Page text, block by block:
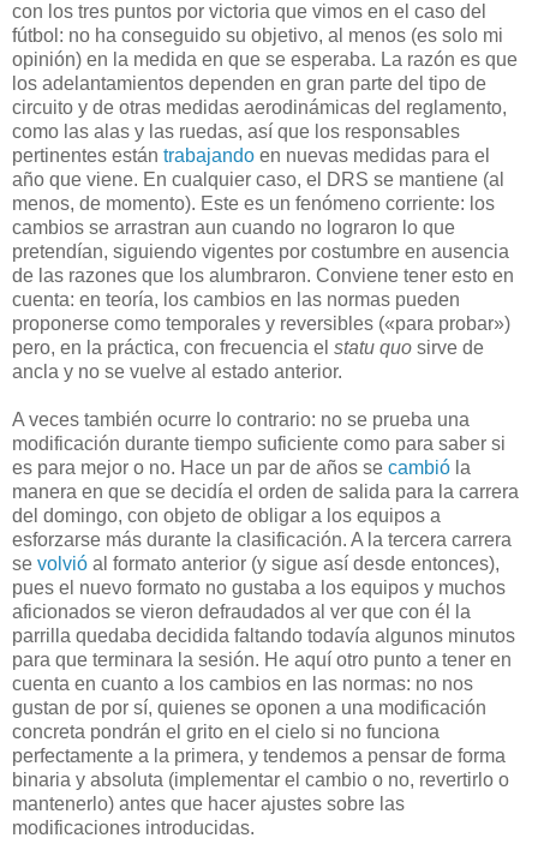
con los tres puntos por victoria que vimos en el caso del
fútbol: no ha conseguido su objetivo, al menos (es solo mi
opinión) en la medida en que se esperaba. La razón es que
los adelantamientos dependen en gran parte del tipo de
circuito y de otras medidas aerodinámicas del reglamento,
como las alas y las ruedas, así que los responsables
pertinentes están trabajando en nuevas medidas para el
año que viene. En cualquier caso, el DRS se mantiene (al
menos, de momento). Este es un fenómeno corriente: los
cambios se arrastran aun cuando no lograron lo que
pretendían, siguiendo vigentes por costumbre en ausencia
de las razones que los alumbraron. Conviene tener esto en
cuenta: en teoría, los cambios en las normas pueden
proponerse como temporales y reversibles («para probar»)
pero, en la práctica, con frecuencia el statu quo sirve de
ancla y no se vuelve al estado anterior.
A veces también ocurre lo contrario: no se prueba una
modificación durante tiempo suficiente como para saber si
es para mejor o no. Hace un par de años se cambió la
manera en que se decidía el orden de salida para la carrera
del domingo, con objeto de obligar a los equipos a
esforzarse más durante la clasificación. A la tercera carrera
se volvió al formato anterior (y sigue así desde entonces),
pues el nuevo formato no gustaba a los equipos y muchos
aficionados se vieron defraudados al ver que con él la
parrilla quedaba decidida faltando todavía algunos minutos
para que terminara la sesión. He aquí otro punto a tener en
cuenta en cuanto a los cambios en las normas: no nos
gustan de por sí, quienes se oponen a una modificación
concreta pondrán el grito en el cielo si no funciona
perfectamente a la primera, y tendemos a pensar de forma
binaria y absoluta (implementar el cambio o no, revertirlo o
mantenerlo) antes que hacer ajustes sobre las
modificaciones introducidas.